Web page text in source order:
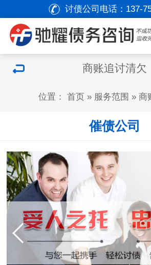
讨债公司电话： 137-
商账追讨清欠
位置： 首页 » 服务范围 » 商
催债公司